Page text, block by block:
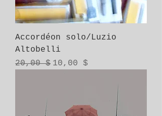
Accordéon solo/Luzio
Altobelli
Prix original
20,00 $ Prix promotionnel
10,00 $